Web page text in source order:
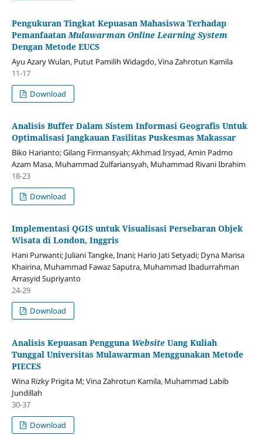
Pengukuran Tingkat Kepuasan Mahasiswa Terhadap
PemanfaatanMulawarman Online Learning System
Dengan Metode EUCS
Ayu Azary Wulan, Putut Pamilih Widagdo, Vina Zahrotun Kamila
11-17
Download
Analisis Buffer Dalam Sistem Informasi Geografis Untuk
Optimalisasi Jangkauan Fasilitas Puskesmas Makassar
Biko Harianto; Gilang Firmansyah; Akhmad Irsyad, Amin Padmo
Azam Masa, Muhammad Zulfariansyah, Muhammad Rivani Ibrahim
18-23
Download
Implementasi QGIS untuk Visualisasi Persebaran Objek
Wisata di London, Inggris
Hani Purwanti; Juliani Tangke, Inani; Hario Jati Setyadi; Dyna Marisa
Khairina, Muhammad Fawaz Saputra, Muhammad Ibadurrahman
Arrasyid Supriyanto
24-29
Download
Analisis Kepuasan Pengguna WebsiteUang Kuliah
Tunggal Universitas Mulawarman Menggunakan Metode
PIECES
Wina Rizky Prigita M; Vina Zahrotun Kamila, Muhammad Labib
Jundillah
30-37
Download